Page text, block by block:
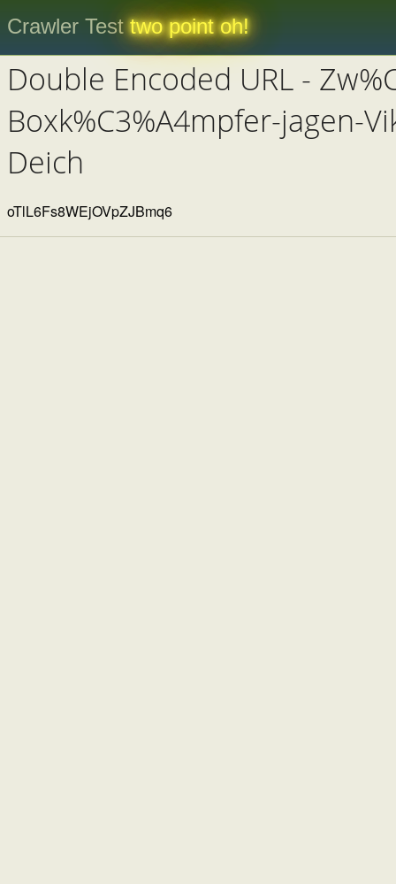
Crawler Testtwo point oh!
Double Encoded URL -
Boxk%C3%A4mpfer-jagen-
Deich
oTlL6Fs8WEjOVpZJBmq6